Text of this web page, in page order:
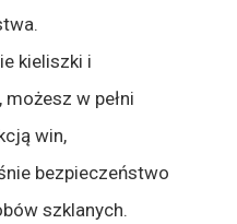
kieliszki i
w pełni
win,
bezpieczeństwo
szklanych.